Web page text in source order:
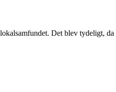
Det blev tydeligt, da